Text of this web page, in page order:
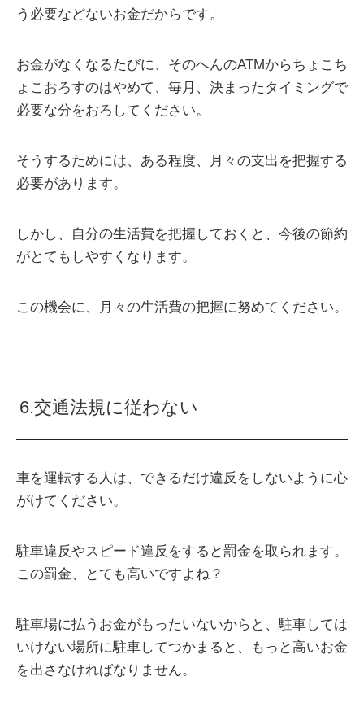
う必要などないお金だからです。
お金がなくなるたびに、そのへんのATMからちょこち
ょこおろすのはやめて、毎月、決まったタイミングで
必要な分をおろしてください。
そうするためには、ある程度、月々の支出を把握する
必要があります。
しかし、自分の生活費を把握しておくと、今後の節約
がとてもしやすくなります。
この機会に、月々の生活費の把握に努めてください。
6.交通法規に従わない
車を運転する人は、できるだけ違反をしないように心
がけてください。
駐車違反やスピード違反をすると罰金を取られます。
この罰金、とても高いですよね？
駐車場に払うお金がもったいないからと、駐車しては
いけない場所に駐車してつかまると、もっと高いお金
を出さなければなりません。